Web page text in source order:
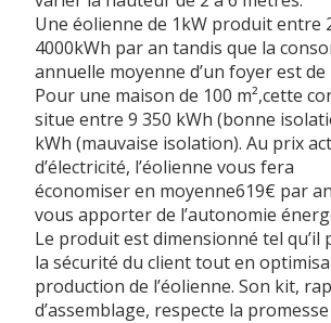
Une éolienne de 1kW produit entre
4000kWh par an tandis que la
annuelle moyenne d’un foyer est de
Pour une maison de 100 m²,cette
situe entre 9 350 kWh (bonne
kWh (mauvaise isolation). Au prix
d’électricité, l’éolienne vous fera
économiser en moyenne619€ par
vous apporter de l’autonomie
Le produit est dimensionné tel qu’il
la sécurité du client tout en
production de l’éolienne. Son kit,
d’assemblage, respecte la